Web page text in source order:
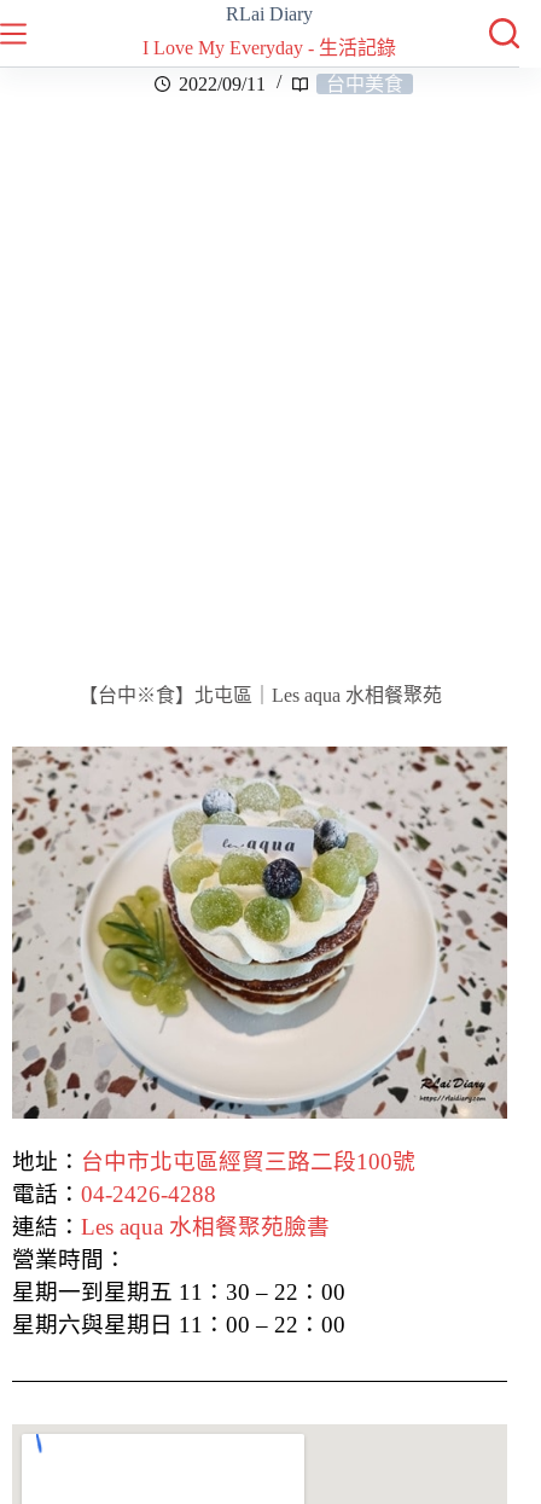
RLai Diary
I Love My Everyday - 生活記錄
2022/09/11
台中美食
【台中※食】北屯區｜Les aqua 水相餐聚苑
地址： 台中市北屯區經貿三路二段100號
電話： 04-2426-4288
連結： Les aqua 水相餐聚苑臉書
營業時間：
星期一到星期五 11：30 – 22：00
星期六與星期日 11：00 – 22：00